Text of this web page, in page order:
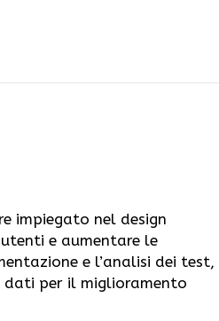
impiegato nel design
e aumentare le
e l’analisi dei test,
per il miglioramento